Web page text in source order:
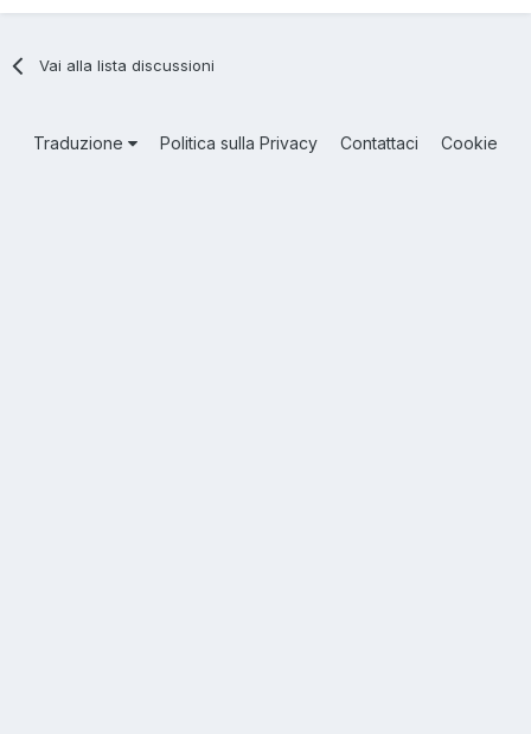
Vai alla lista discussioni
Traduzione Politica sulla Privacy Contattaci Cookie